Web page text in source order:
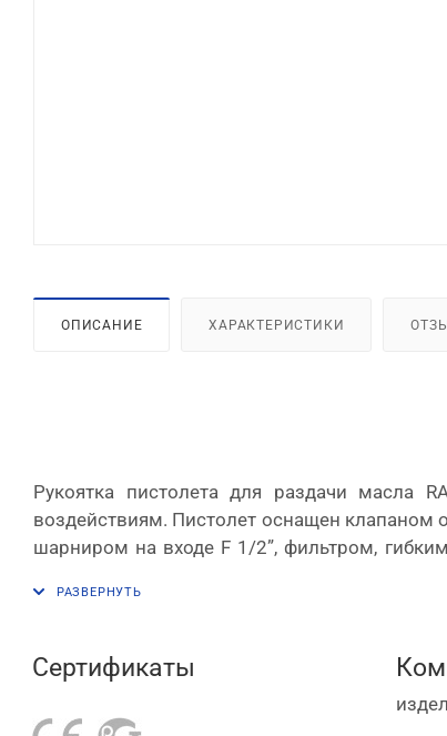
ОПИСАНИЕ ХАРАКТЕРИСТИКИ
Рукоятка пистолета для раздачи масла
воздействиям. Пистолет оснащен клапаном
шарниром на входе F 1/2”, фильтром,
Сертификаты